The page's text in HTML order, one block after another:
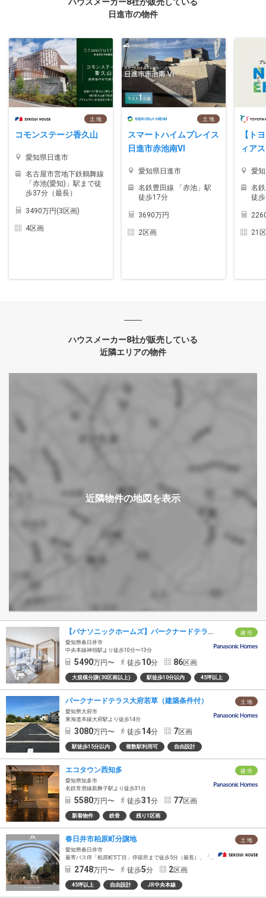
日進市の物件
土 地
コモンステージ香久山
愛知県日進市
名古屋市営地下鉄鶴舞線
「赤池(愛知)」駅まで徒
歩37分（最長）
3490万円(3区画)
4区画
土 地
スマートハイムプレイス
日進市赤池南VI
愛知県日進市
名鉄豊田線 「赤池」駅
徒歩17分
3690万円
2区画
【ト
ィア
愛
名
徒
21
ハウスメーカー8社が販売している
近隣エリアの物件
建 売
【パナソニックホームズ】パークナードテラス神領の杜
愛知県春日井市
中央本線神領駅より徒歩10分〜13分
5490万円〜 徒歩10分 86区画
大規模分譲(30区画以上) 駅徒歩10分以内 45坪以上
土 地
パークナードテラス大府若草（建築条件付）
愛知県大府市
東海道本線大府駅より徒歩14分
3080万円〜 徒歩14分 7区画
駅徒歩15分以内 複数駅利用可 自由設計
建 売
エコタウン西知多
愛知県知多市
名鉄常滑線新舞子駅より徒歩31分
5580万円〜 徒歩31 分 77区画
新着物件 鉄骨 残り1区画
土 地
春日井市柏原町分譲地
愛知県春日井市
最寄バス停「柏原町5丁目」停留所まで徒歩5分（最長）、「かすがいシティバス」に乗車、ＪＲ中央本線「春日井(ＪＲ)」駅まで14分
2748万円〜 徒歩5分 2区画
45坪以上 自由設計 JR中央本線